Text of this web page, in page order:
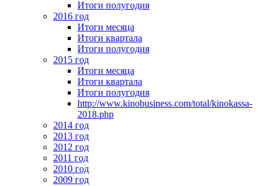
Итоги полугодия
2016 год
Итоги месяца
Итоги квартала
Итоги полугодия
2015 год
Итоги месяца
Итоги квартала
Итоги полугодия
http://www.kinobusiness.com/total/kinokassa-
2018.php
2014 год
2013 год
2012 год
2011 год
2010 год
2009 год